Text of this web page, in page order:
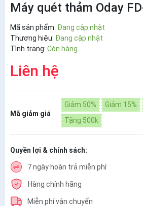
Máy quét thảm Oday
Mã sản phẩm: Đang cập nhật
Thương hiệu: Đang cập nhật
Tình trạng: Còn hàng
Liên hệ
Mã giảm giá
Giảm 50% Giảm 15%
Tặng 500k
Quyền lợi & chính sách:
7 ngày hoàn trả miễn phí
Hàng chính hãng
Miễn phí vận chuyển